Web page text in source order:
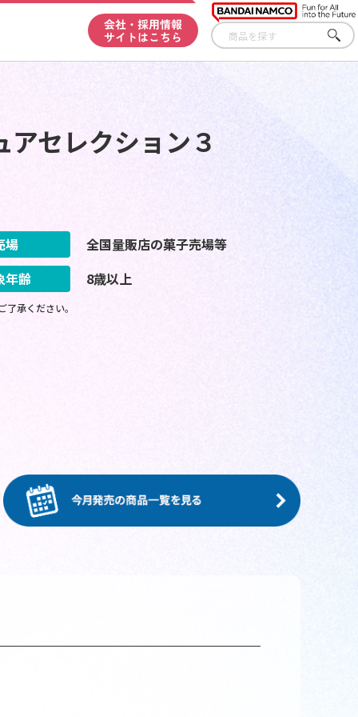
会社・採用情報
サイトはこちら
さが
す
セレクション３
場
全国量販店の菓子売場等
年齢
8歳以上
承ください。